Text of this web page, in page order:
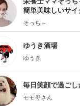
簡単美味しいサイ
献立
そっち～
ゆうき酒場
ゆうき
毎日笑顔で過ごし
モモ母さん